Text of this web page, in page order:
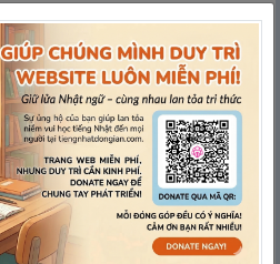
kỹ phần Đọc hiểu!
tạo thành phản xạ thì càng
các phần khác.
khó, bài đọc dễ thì dài; bài
phân vân giữa các đáp án)
cố gắng rất nhiều; ôn tập
đọc lấy thông tin, đọc để